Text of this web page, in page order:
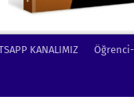
KANALIMIZ Öğrenci-